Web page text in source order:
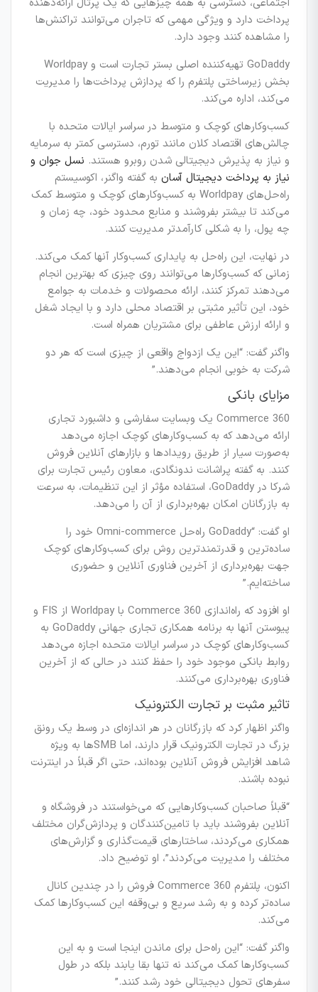
اجتماعی، دسترسی به همه چیزهایی که یک پرتال ارائه‌دهنده
پرداخت دارد و ویژگی مهمی که تاجران می‌توانند تراکنش‌ها
را مشاهده کنند وجود دارد.
GoDaddy تهیه‌کننده اصلی بستر تجارت است و Worldpay
بخش زیرساختی پلتفرم را که پردازش پرداخت‌ها را مدیریت
می‌کند، اداره می‌کند.
کسب‌وکارهای کوچک و متوسط در سراسر ایالات متحده با
چالش‌های اقتصاد کلان مانند تورم، دسترسی کمتر به سرمایه
و نیاز به پذیرش دیجیتالی شدن روبرو هستند. نسل جوان و
نیاز به پرداخت دیجیتال آسان به گفته واگنر، اکوسیستم
راه‌حل‌های Worldpay به کسب‌وکارهای کوچک و متوسط کمک
می‌کند تا بیشتر بفروشند و منابع محدود خود، چه زمان و
چه پول، را به شکلی کارآمدتر مدیریت کنند.
در نهایت، این راه‌حل به پایداری کسب‌وکار آنها کمک می‌کند.
زمانی که کسب‌وکارها می‌توانند روی چیزی که بهترین انجام
می‌دهند تمرکز کنند، ارائه محصولات و خدمات به جوامع
خود، این تأثیر مثبتی بر اقتصاد محلی دارد و با ایجاد شغل
و ارائه ارزش عاطفی برای مشتریان همراه است.
واگنر گفت: “این یک ازدواج واقعی از چیزی است که هر دو
شرکت به خوبی انجام می‌دهند.”
مزایای بانکی
Commerce 360 یک وبسایت سفارشی و داشبورد تجاری
ارائه می‌دهد که به کسب‌وکارهای کوچک اجازه می‌دهد
به‌صورت سیار از طریق رویدادها و بازارهای آنلاین فروش
کنند. به گفته پراشانت ندونگادی، معاون رئیس تجارت برای
شرکا در GoDaddy، استفاده مؤثر از این تنظیمات، به سرعت
به بازرگانان امکان بهره‌برداری از آن را می‌دهد.
او گفت: “GoDaddy راه‌حل Omni-commerce خود را
ساده‌ترین و قدرتمندترین روش برای کسب‌وکارهای کوچک
جهت بهره‌برداری از آخرین فناوری آنلاین و حضوری
ساخته‌ایم.”
او افزود که راه‌اندازی Commerce 360 با Worldpay از FIS و
پیوستن آنها به برنامه همکاری تجاری جهانی GoDaddy به
کسب‌وکارهای کوچک در سراسر ایالات متحده اجازه می‌دهد
روابط بانکی موجود خود را حفظ کنند در حالی که از آخرین
فناوری بهره‌برداری می‌کنند.
تاثیر مثبت بر تجارت الکترونیک
واگنر اظهار کرد که بازرگانان در هر اندازه‌ای در وسط یک رونق
بزرگ در تجارت الکترونیک قرار دارند، اما SMBها به ویژه
شاهد افزایش فروش آنلاین بوده‌اند، حتی اگر قبلاً در اینترنت
نبوده باشند.
“قبلاً صاحبان کسب‌وکارهایی که می‌خواستند در فروشگاه و
آنلاین بفروشند باید با تامین‌کنندگان و پردازش‌گران مختلف
همکاری می‌کردند، ساختارهای قیمت‌گذاری و گزارش‌های
مختلف را مدیریت می‌کردند”، او توضیح داد.
اکنون، پلتفرم Commerce 360 فروش را در چندین کانال
ساده‌تر کرده و به رشد سریع و بی‌وقفه این کسب‌وکارها کمک
می‌کند.
واگنر گفت: “این راه‌حل برای ماندن اینجا است و به این
کسب‌وکارها کمک می‌کند نه تنها بقا یابند بلکه در طول
سفرهای تحول دیجیتالی خود رشد کنند.”